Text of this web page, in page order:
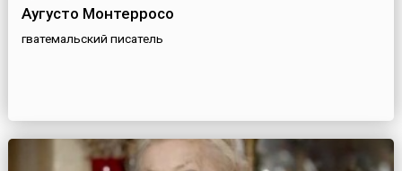
Аугусто Монтерросо
гватемальский писатель